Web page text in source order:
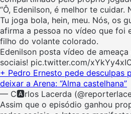
“Ô, Edenilson, é melhor te cuidar.
Tu joga bola, hein, meu. Nós, os
afirma a pessoa no vídeo que foi
filho do volante colorado.
Edenilson posta vídeo de
sociais! pic.twitter.com/
+ Pedro Ernesto pede desculpas
deixar a Arena: “Alma castelhana”
— C🅰️rlos Lacerda
Assim que o episódio ganhou